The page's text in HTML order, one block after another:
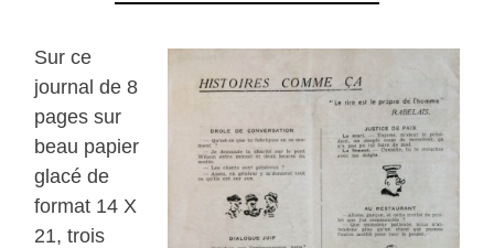
Sur ce
journal de 8
pages sur
beau papier
glacé de
format 14 X
21, trois